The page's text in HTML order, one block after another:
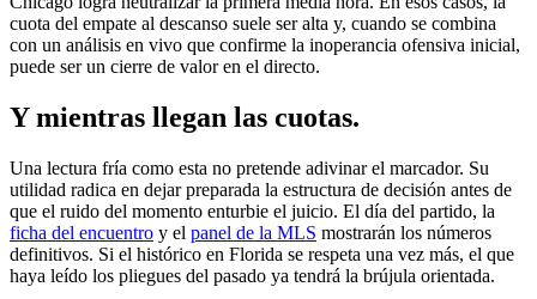
cuota del empate al descanso suele ser alta y, cuando se combina
con un análisis en vivo que confirme la inoperancia ofensiva inicial,
puede ser un cierre de valor en el directo.
Y mientras llegan las cuotas.
Una lectura fría como esta no pretende adivinar el marcador. Su
utilidad radica en dejar preparada la estructura de decisión antes de
que el ruido del momento enturbie el juicio. El día del partido, la
ficha del encuentro y el panel de la MLS mostrarán los números
definitivos. Si el histórico en Florida se respeta una vez más, el que
haya leído los pliegues del pasado ya tendrá la brújula orientada.